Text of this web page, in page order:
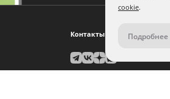
Контакты
cookie.
Подробнее